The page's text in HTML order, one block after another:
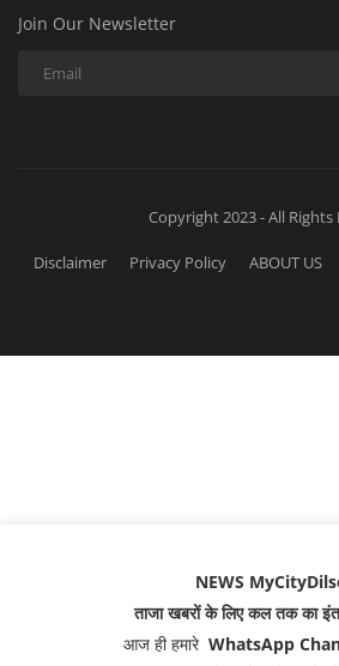
Join Our Newsletter
Copyright 2023 - All Rights
Disclaimer Privacy Policy ABOUT US
NEWS
ताजा खबरों के लिए कल तक का
आज ही हमारे WhatsApp